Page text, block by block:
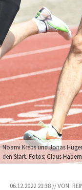
Noami Krebs und Jonas
den Start. Fotos: Claus
06.12.2022 21:38 // VON: